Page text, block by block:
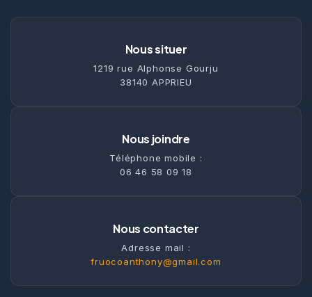
Nous situer
1219 rue Alphonse Gourju
38140 APPRIEU
Nous joindre
Téléphone mobile :
06 46 58 09 18
Nous contacter
Adresse mail :
fruocoanthony@gmail.com